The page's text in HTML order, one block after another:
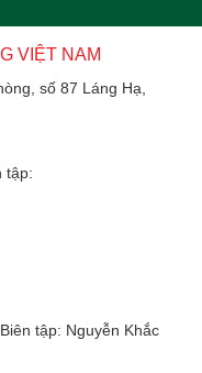
VIỆT NAM
số 87 Láng Hạ,
tập:
tập: Nguyễn Khắc